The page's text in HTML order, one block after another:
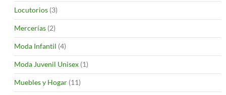
Locutorios (3)
Mercerías (2)
Moda Infantil (4)
Moda Juvenil Unisex (1)
Muebles y Hogar (11)